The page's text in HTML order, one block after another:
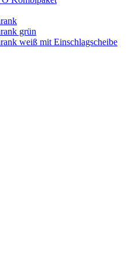
grün
weiß mit Einschlagscheibe